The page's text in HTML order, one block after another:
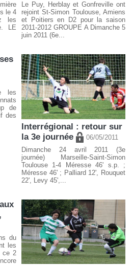
le 4
les
LE
Le Puy, Herblay et Gonfreville ont
rejoint St-Simon Toulouse, Amiens
et Poitiers en D2 pour la saison
2011-2012 GROUPE A Dimanche 5
juin 2011 (6e...
les
de
des
Interrégional : retour sur
la 3e journée
06/05/2011
Dimanche 24 avril 2011 (3e
journée) Marseille-Saint-Simon
Toulouse 1-4 Méresse 46' s.p. ;
Méresse 46' ; Palliard 12', Rouquet
22', Levy 45',...
du
les
ce 2